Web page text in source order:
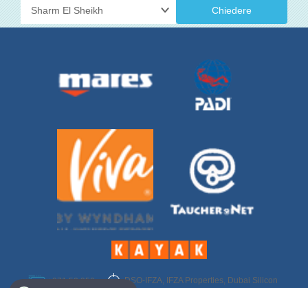
Chiedere
+971 50 950
DSO-IFZA, IFZA Properties, Dubai Silicon
Select Destination